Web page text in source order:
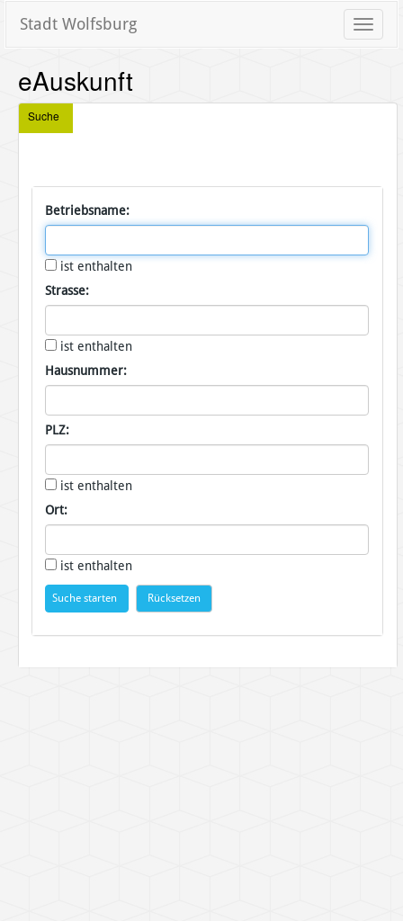
Toggle
Stadt Wolfsburg
eAuskunft
Suche
Betriebsname:
ist enthalten
Strasse:
ist enthalten
Hausnummer:
PLZ:
ist enthalten
Ort:
ist enthalten